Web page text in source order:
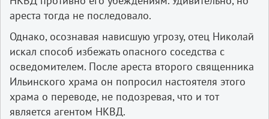
ареста тогда не последовало.
Однако, осознавая нависшую угрозу, отец Николай
искал способ избежать опасного соседства с
осведомителем. После ареста второго священника
Ильинского храма он попросил настоятеля этого
храма о переводе, не подозревая, что и тот
является агентом НКВД.